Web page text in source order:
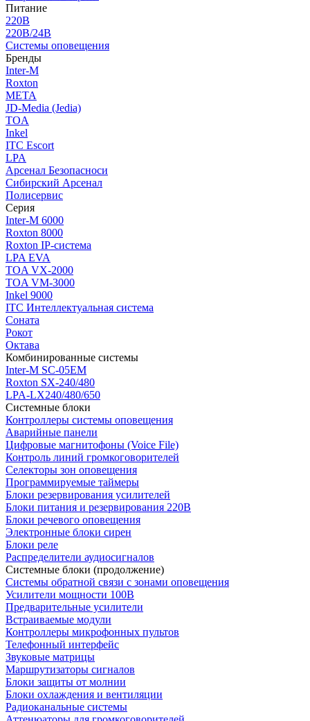
Питание
220В
220В/24В
Системы оповещения
Бренды
Inter-M
Roxton
МЕТА
JD-Media (Jedia)
TOA
Inkel
ITC Escort
LPA
Арсенал Безопасноси
Сибирский Арсенал
Полисервис
Серия
Inter-M 6000
Roxton 8000
Roxton IP-система
LPA EVA
TOA VX-2000
TOA VM-3000
Inkel 9000
ITC Интеллектуальная система
Соната
Рокот
Октава
Комбинированные системы
Inter-M SC-05EM
Roxton SX-240/480
LPA-LX240/480/650
Системные блоки
Контроллеры системы оповещения
Аварийные панели
Цифровые магнитофоны (Voice File)
Контроль линий громкоговорителей
Селекторы зон оповещения
Программируемые таймеры
Блоки резервирования усилителей
Блоки питания и резервирования 220В
Блоки речевого оповещения
Электронные блоки сирен
Блоки реле
Распределители аудиосигналов
Системные блоки (продолжение)
Системы обратной связи с зонами оповещения
Усилители мощности 100В
Предварительные усилители
Встраиваемые модули
Контроллеры микрофонных пультов
Телефонный интерфейс
Звуковые матрицы
Маршрутизаторы сигналов
Блоки защиты от молнии
Блоки охлаждения и вентиляции
Радиоканальные системы